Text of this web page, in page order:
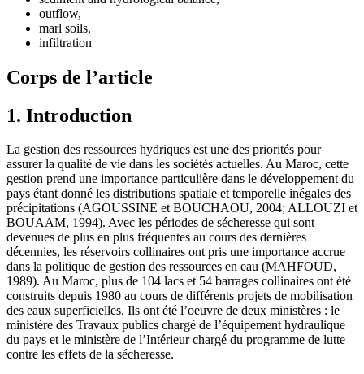
outflow,
marl soils,
infiltration
Corps de l’article
1. Introduction
La gestion des ressources hydriques est une des priorités pour
assurer la qualité de vie dans les sociétés actuelles. Au Maroc, cette
gestion prend une importance particulière dans le développement du
pays étant donné les distributions spatiale et temporelle inégales des
précipitations (AGOUSSINE et BOUCHAOU, 2004; ALLOUZI et
BOUAAM, 1994). Avec les périodes de sécheresse qui sont
devenues de plus en plus fréquentes au cours des dernières
décennies, les réservoirs collinaires ont pris une importance accrue
dans la politique de gestion des ressources en eau (MAHFOUD,
1989). Au Maroc, plus de 104 lacs et 54 barrages collinaires ont été
construits depuis 1980 au cours de différents projets de mobilisation
des eaux superficielles. Ils ont été l’oeuvre de deux ministères : le
ministère des Travaux publics chargé de l’équipement hydraulique
du pays et le ministère de l’Intérieur chargé du programme de lutte
contre les effets de la sécheresse.